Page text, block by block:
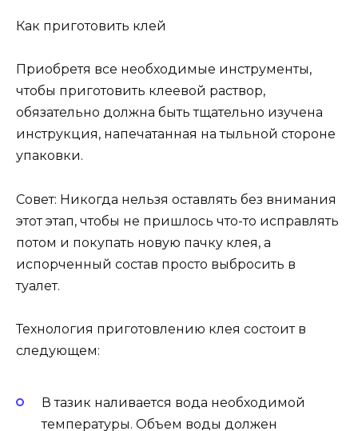
Как приготовить клей
Приобретя все необходимые инструменты,
чтобы приготовить клеевой раствор,
обязательно должна быть тщательно изучена
инструкция, напечатанная на тыльной стороне
упаковки.
Совет: Никогда нельзя оставлять без внимания
этот этап, чтобы не пришлось что-то исправлять
потом и покупать новую пачку клея, а
испорченный состав просто выбросить в
туалет.
Технология приготовлению клея состоит в
следующем:
В тазик наливается вода необходимой
температуры. Объем воды должен